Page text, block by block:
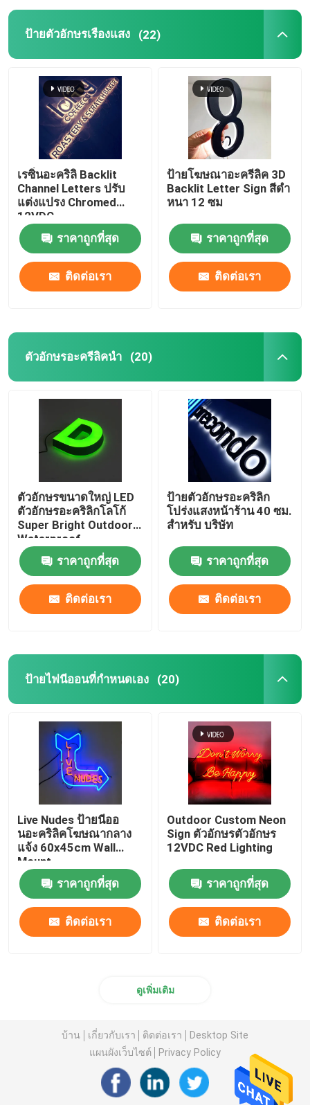
ป้ายตัวอักษรเรืองแสง (22)
เรซิ่นอะคริลิ Backlit
Channel Letters ปรับ
แต่งแปรง Chromed
12VDC
ราคาถูกที่สุด
ติดต่อเรา
ป้ายโฆษณาอะครีลิค 3D
Backlit Letter Sign สีดำ
หนา 12 ซม
ราคาถูกที่สุด
ติดต่อเรา
ตัวอักษรอะครีลิคนำ (20)
ตัวอักษรขนาดใหญ่ LED
ตัวอักษรอะคริลิกโลโก้
Super Bright Outdoor
Waterproof
ราคาถูกที่สุด
ติดต่อเรา
ป้ายตัวอักษรอะคริลิก
โปร่งแสงหน้าร้าน 40 ซม.
สำหรับ บริษัท
ราคาถูกที่สุด
ติดต่อเรา
ป้ายไฟนีออนที่กำหนดเอง (20)
Live Nudes ป้ายนีออ
นอะคริลิคโฆษณากลาง
แจ้ง 60x45cm Wall
Mount
ราคาถูกที่สุด
ติดต่อเรา
Outdoor Custom Neon
Sign ตัวอักษรตัวอักษร
12VDC Red Lighting
ราคาถูกที่สุด
ติดต่อเรา
ดูเพิ่มเติม
บ้าน เกี่ยวกับเรา ติดต่อเรา
Desktop Site
แผนผังเว็บไซต์
Privacy Policy